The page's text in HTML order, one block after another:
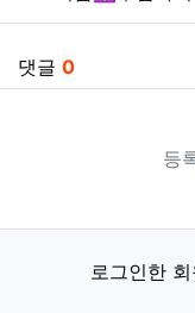
댓글 0
등
로그인한